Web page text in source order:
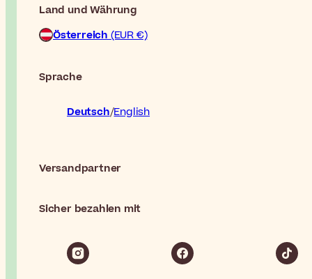
Land und Währung
Österreich (EUR €)
Sprache
Deutsch English
Versandpartner
Sicher bezahlen mit